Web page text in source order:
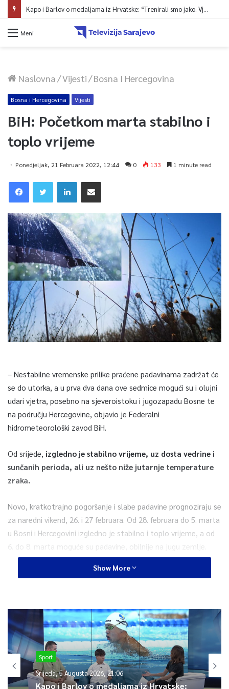
Kapo i Barlov o medaljama iz Hrvatske: “Trenirali smo jako. Vjerovali smo”
Meni
Naslovna/Vijesti/Bosna I Hercegovina
Bosna i Hercegovina Vijesti
BiH: Početkom marta stabilno i
toplo vrijeme
Ponedjeljak, 21 Februara 2022, 12:44 0 133 1 minute read
– Nestabilne vremenske prilike praćene padavinama zadržat će
se do utorka, a u prva dva dana ove sedmice mogući su i olujni
udari vjetra, posebno na sjeveroistoku i jugozapadu Bosne te
na području Hercegovine, objavio je Federalni
hidrometeorološki zavod BiH.
Od srijede, izgledno je stabilno vrijeme, uz dosta vedrine i
sunčanih perioda, ali uz nešto niže jutarnje temperature
zraka.
Novo, kratkotrajno pogoršanje i slabe padavine prognoziraju se
za naredni vikend, 26. i 27 februara. Od 28. februara do 5. marta
u Bosni i Hercegovini izgledno je stabilno i toplo vrijeme, a od
6. do 8. marta moguće su padavine, obilnije na jugu zemlje.
Do 23. februara, u Bosni minimalne temperature zraka očekuju
temperatura zraka kretaće se od pet do 10, u Hercegovini od
11 do 15 stepeni.
Od 24. februara, pa sve do kraja mjeseca, najhladnija jutra
izgledna su u centralnim, istočnim i jugozapadnim predjelima
Bosne, sa temperaturama između minus tri i dva, u ostalim
Show More
Sport
Srijeda, 5 Augusta 2026, 21:06
Kapo i Barlov o medaljama iz Hrvatske: